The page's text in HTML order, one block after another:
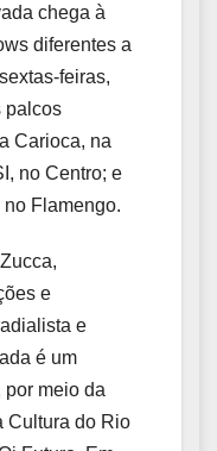
chega à
diferentes a
feiras,
palcos
Carioca, na
no Centro; e
Flamengo.
e
e
é um
por meio da
Cultura do Rio